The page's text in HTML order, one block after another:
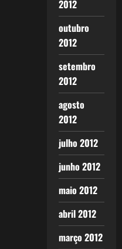
2012
outubro
2012
setembro
2012
agosto
2012
julho 2012
junho 2012
maio 2012
abril 2012
março 2012